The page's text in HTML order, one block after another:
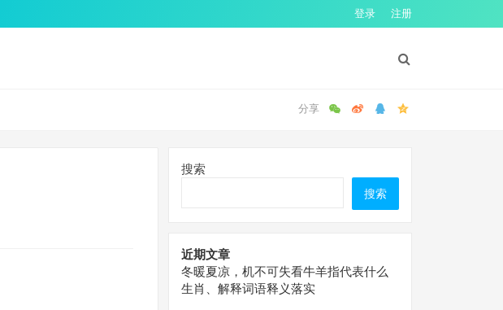
登录 注册
搜索
搜索
近期文章
冬暖夏凉，机不可失看牛羊指代表什么
生肖、解释词语释义落实